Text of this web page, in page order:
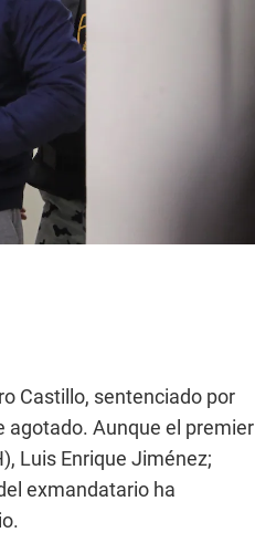
Castillo, sentenciado por
agotado. Aunque el premier
Luis Enrique Jiménez;
exmandatario ha